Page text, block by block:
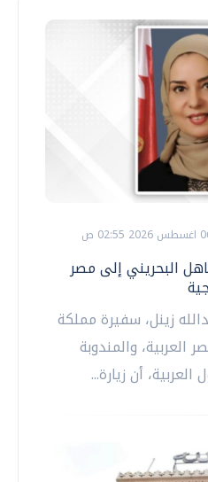
البحريني إلى مصر
زينل، سفيرة مملكة
العربية، والمندوبة
أن زيارة...